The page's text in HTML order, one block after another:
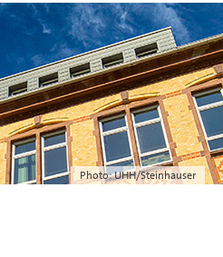
Photo: UHH/Steinhauser